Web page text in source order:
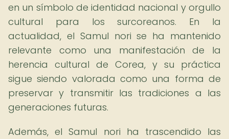
en un símbolo de identidad nacional y orgullo
cultural para los surcoreanos. En la
actualidad, el Samul nori se ha mantenido
relevante como una manifestación de la
herencia cultural de Corea, y su práctica
sigue siendo valorada como una forma de
preservar y transmitir las tradiciones a las
generaciones futuras.
Además, el Samul nori ha trascendido las